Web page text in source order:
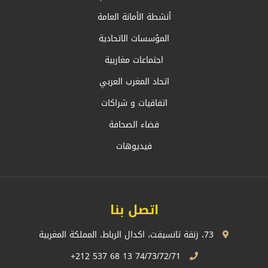
أنشطة الأمانة العامة
المؤسسات الاتحادية
اجتماعات مغاربية
اتحاد المغرب العربي
اتفاقيات و شراكات
فضاء الصحافة
فيديوهات
اتصل بنا